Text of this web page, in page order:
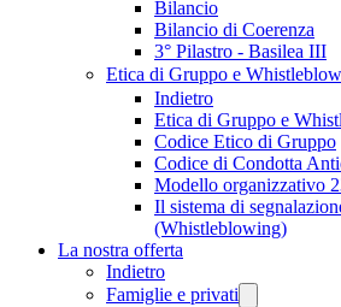
Bilancio
Bilancio di Coerenza
3° Pilastro - Basilea III
Etica di Gruppo e
Indietro
Etica di Gruppo e
Codice Etico di Gruppo
Codice di Condotta
Modello organizzativo
Il sistema di
(Whistleblowing)
La nostra offerta
Indietro
Famiglie e privati